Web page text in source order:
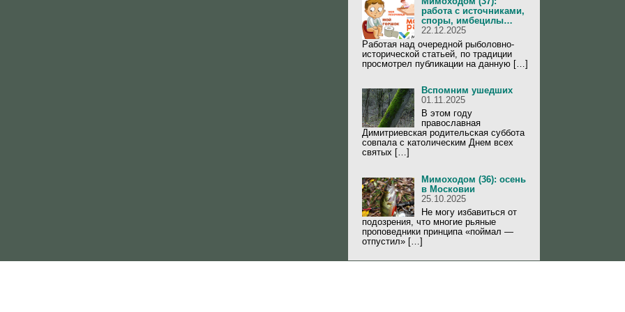
работа с источниками,
споры, имбецилы…
22.12.2025
Работая над очередной рыболовно-
исторической статьей, по традиции
просмотрел публикации на данную […]
Вспомним ушедших
01.11.2025
В этом году
православная
Димитриевская родительская суббота
совпала с католическим Днем всех
святых […]
Мимоходом (36): осень
в Московии
25.10.2025
Не могу избавиться от
подозрения, что многие рьяные
проповедники принципа «поймал —
отпустил» […]